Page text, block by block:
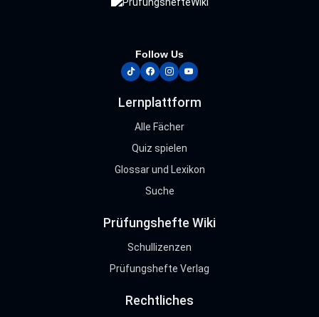
Follow Us
tiktokfacebook
instagram
youtube
Lernplattform
Alle Fächer
Quiz spielen
Glossar und Lexikon
Suche
Prüfungshefte Wiki
Schullizenzen
Prüfungshefte Verlag
Rechtliches